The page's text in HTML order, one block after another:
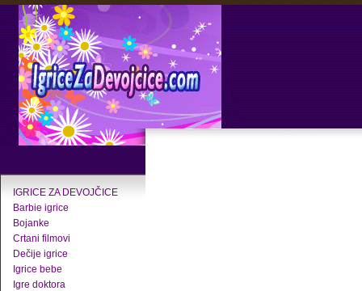
IGRICE ZA DEVOJČICE
Barbie igrice
Bojanke
Crtani filmovi
Dečije igrice
Igrice bebe
Igre doktora